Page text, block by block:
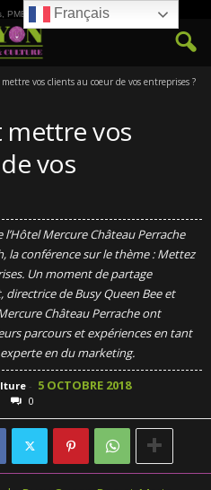
PME, ETI et de la Culture
vos clients au coeur de vos entreprises ?
mettre vos
vos
l’Hôtel Mercure Château Perrache
la conférence sur le thème : Mettez
Un moment de partage
directrice de Busy Queen Bee et
Château Perrache ont
parcours et expériences en tant
en du marketing.
- 5 OCTOBRE 2018
0
Français